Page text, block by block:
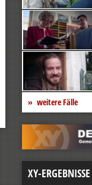
weitere Fälle
XY-ERGEBNISSE